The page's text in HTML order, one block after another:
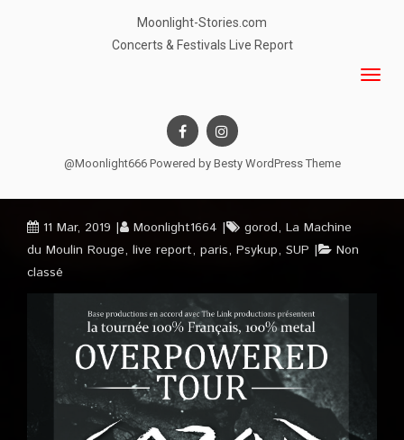
Moonlight-Stories.com
Concerts & Festivals Live Report
@Moonlight666 Powered by Besty WordPress Theme
11 Mar, 2019 Moonlight1664 gorod, La Machine
du Moulin Rouge, live report, paris, Psykup, SUP
Non
classé